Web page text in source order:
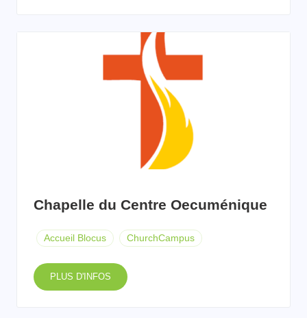
Chapelle du Centre Oecuménique
Accueil Blocus ChurchCampus
PLUS D'INFOS